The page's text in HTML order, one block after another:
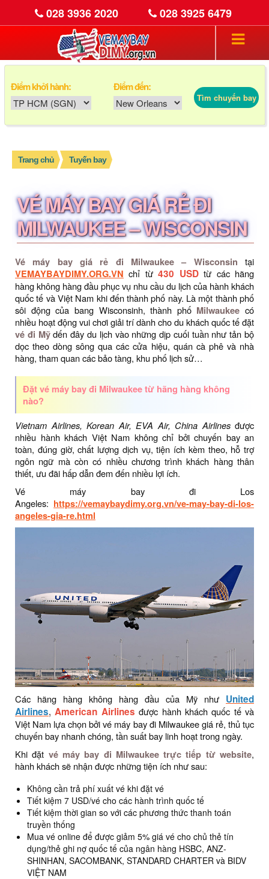
028 3936 2020 028 3925 6479
Điểm khởi hành: Điểm đến:
Tìm chuyến bay
Trang chủ Tuyến bay
VÉ MÁY BAY GIÁ RẺ ĐI
MILWAUKEE – WISCONSIN
Vé máy bay giá rẻ đi Milwaukee – Wisconsin tại
VEMAYBAYDIMY.ORG.VN chỉ từ430 USDtừ các hãng
hàng không hàng đầu phục vụ nhu cầu du lịch của hành khách
quốc tế và Việt Nam khi đến thành phố này. Là một thành phố
sôi động của bang Wisconsinh, thành phố Milwaukee có
nhiều hoạt động vui chơi giải trí dành cho du khách quốc tế đặt
vé đi Mỹdến đây du lịch vào những dịp cuối tuần như tản bộ
dọc theo dòng sông qua các cửa hiệu, quán cà phê và nhà
hàng, tham quan các bảo tàng, khu phố lịch sử…
Đặt vé máy bay đi Milwaukee từ hãng hàng không
nào?
Vietnam Airlines, Korean Air, EVA Air, China Airlinesđược
nhiều hành khách Việt Nam không chỉ bởi chuyến bay an
toàn, đúng giờ, chất lượng dịch vụ, tiện ích kèm theo, hỗ trợ
ngôn ngữ mà còn có nhiều chương trình khách hàng thân
thiết, ưu đãi hấp dẫn đem đến nhiều lợi ích.
Vé máy bay đi Los
Angeles: https://vemaybaydimy.org.vn/ve-may-bay-di-los-
angeles-gia-re.html
Các hãng hàng không hàng đầu của Mỹ như United
Airlines,American Airlines được hành khách quốc tế và
Việt Nam lựa chọn bởi vé máy bay đi Milwaukee giá rẻ, thủ tục
chuyến bay nhanh chóng, tần suất bay linh hoạt trong ngày.
Khi đặt vé máy bay đi Milwaukee trực tiếp từ website,
hành khách sẽ nhận được những tiện ích như sau:
Không cần trả phí xuất vé khi đặt vé
Tiết kiệm 7 USD/vé cho các hành trình quốc tế
Tiết kiệm thời gian so với các phương thức thanh toán
truyền thống
Mua vé online để được giảm 5% giá vé cho chủ thẻ tín
dụng/thẻ ghi nợ quốc tế của ngân hàng HSBC, ANZ-
SHINHAN, SACOMBANK, STANDARD CHARTER và BIDV
VIỆT NAM